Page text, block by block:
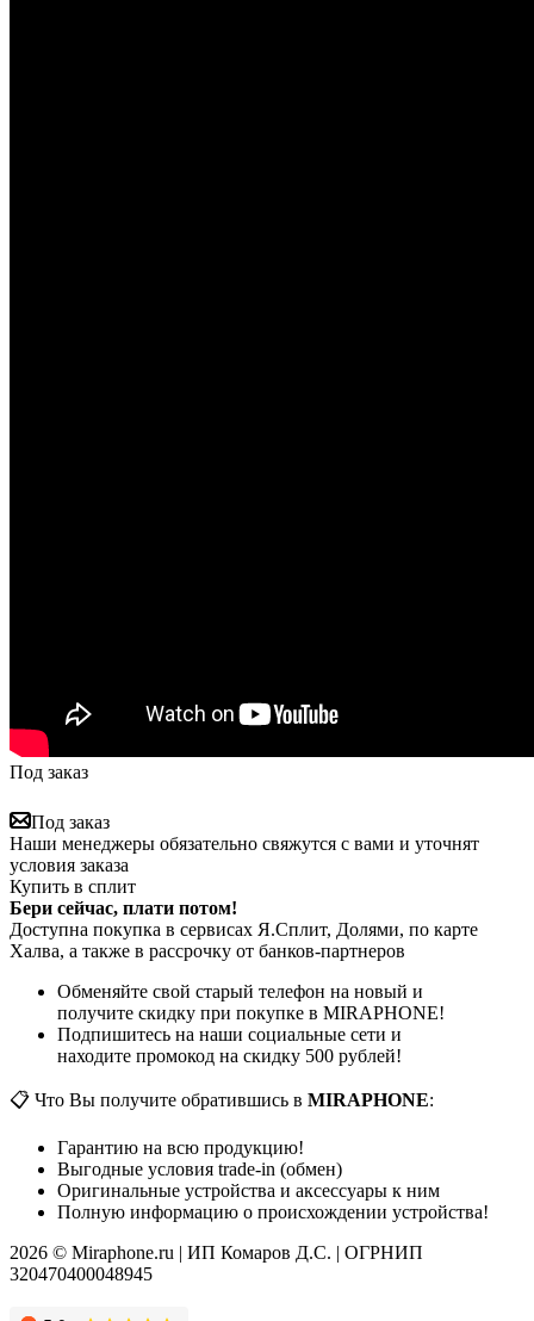
Под заказ
Под заказ
Наши менеджеры обязательно свяжутся с вами и уточнят
условия заказа
Купить в сплит
Бери сейчас, плати потом!
Доступна покупка в сервисах Я.Сплит, Долями, по карте
Халва, а также в рассрочку от банков-партнеров
Обменяйте свой старый телефон на новый и
получите скидку при покупке в MIRAPHONE!
Подпишитесь на наши социальные сети и
находите промокод на скидку 500 рублей!
📋 Что Вы получите обратившись в MIRAPHONE:
Гарантию на всю продукцию!
Выгодные условия trade-in (обмен)
Оригинальные устройства и аксессуары к ним
Полную информацию о происхождении устройства!
2026 © Miraphone.ru | ИП Комаров Д.С. | ОГРНИП
320470400048945